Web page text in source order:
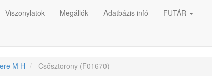
Viszonylatok Megállók Adatbázis infó FUTÁR
M H Csősztorony (F01670)